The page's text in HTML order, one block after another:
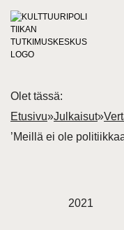
Olet tässä:
Etusivu»Julkaisut»
’Meillä ei ole
2021